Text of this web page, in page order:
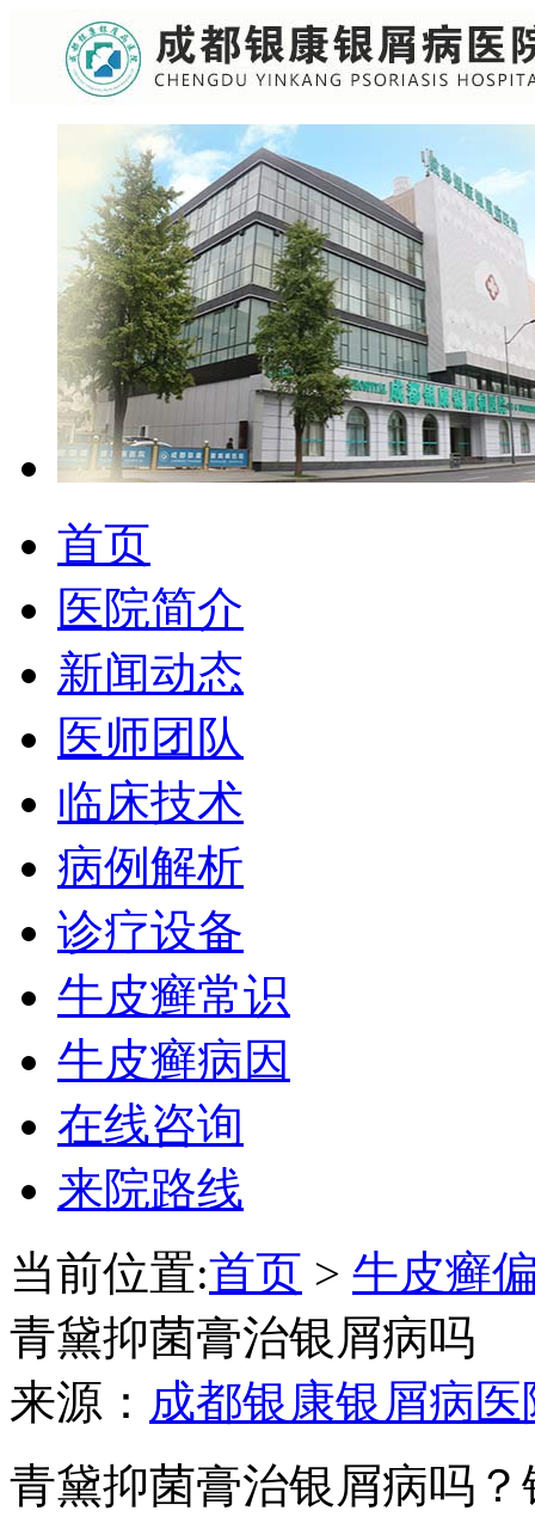
首页
医院简介
新闻动态
医师团队
临床技术
病例解析
诊疗设备
牛皮癣常识
牛皮癣病因
在线咨询
来院路线
当前位置:首页 > 牛皮癣
青黛抑菌膏治银屑病吗
来源： 成都银康银屑病医
青黛抑菌膏治银屑病吗